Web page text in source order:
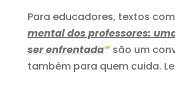
Para educadores, textos
mental dos professores:
ser enfrentada” são um
também para quem cuida.